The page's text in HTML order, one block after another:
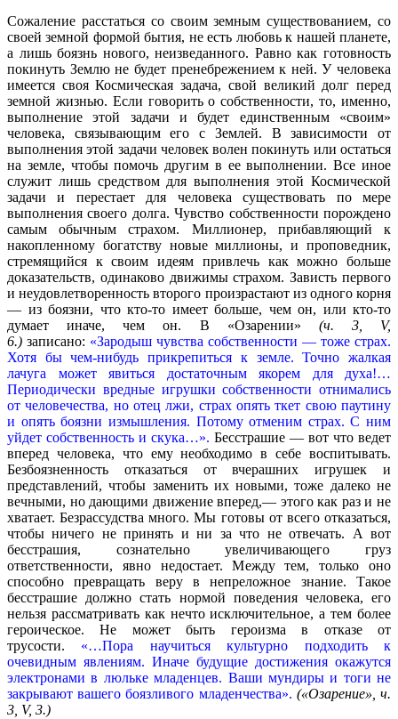
Сожаление расстаться со своим земным существованием, со
своей земной формой бытия, не есть любовь к нашей планете,
а лишь боязнь нового, неизведанного. Равно как готовность
покинуть Землю не будет пренебрежением к ней. У человека
имеется своя Космическая задача, свой великий долг перед
земной жизнью. Если говорить о собственности, то, именно,
выполнение этой задачи и будет единственным «своим»
человека, связывающим его с Землей. В зависимости от
выполнения этой задачи человек волен покинуть или остаться
на земле, чтобы помочь другим в ее выполнении. Все иное
служит лишь средством для выполнения этой Космической
задачи и перестает для человека существовать по мере
выполнения своего долга. Чувство собственности порождено
самым обычным страхом. Миллионер, прибавляющий к
накопленному богатству новые миллионы, и проповедник,
стремящийся к своим идеям привлечь как можно больше
доказательств, одинаково движимы страхом. Зависть первого
и неудовлетворенность второго произрастают из одного корня
— из боязни, что кто-то имеет больше, чем он, или кто-то
думает иначе, чем он. В «Озарении» (ч. 3, V,
6.) записано: «Зародыш чувства собственности — тоже страх.
Хотя бы чем-нибудь прикрепиться к земле. Точно жалкая
лачуга может явиться достаточным якорем для духа!…
Периодически вредные игрушки собственности отнимались
от человечества, но отец лжи, страх опять ткет свою паутину
и опять боязни измышления. Потому отменим страх. С ним
уйдет собственность и скука…». Бесстрашие — вот что ведет
вперед человека, что ему необходимо в себе воспитывать.
Безбоязненность отказаться от вчерашних игрушек и
представлений, чтобы заменить их новыми, тоже далеко не
вечными, но дающими движение вперед,— этого как раз и не
хватает. Безрассудства много. Мы готовы от всего отказаться,
чтобы ничего не принять и ни за что не отвечать. А вот
бесстрашия, сознательно увеличивающего груз
ответственности, явно недостает. Между тем, только оно
способно превращать веру в непреложное знание. Такое
бесстрашие должно стать нормой поведения человека, его
нельзя рассматривать как нечто исключительное, а тем более
героическое. Не может быть героизма в отказе от
трусости. «…Пора научиться культурно подходить к
очевидным явлениям. Иначе будущие достижения окажутся
электронами в люльке младенцев. Ваши мундиры и тоги не
закрывают вашего боязливого младенчества». («Озарение», ч.
3, V, 3.)